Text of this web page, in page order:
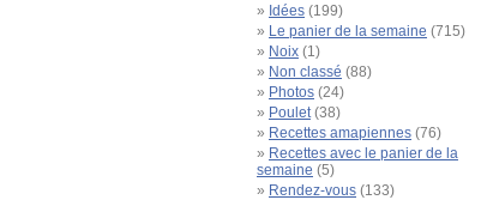
Idées (199)
Le panier de la semaine (715)
Noix (1)
Non classé (88)
Photos (24)
Poulet(38)
Recettes amapiennes (76)
Recettes avec le panier de la
semaine (5)
Rendez-vous (133)